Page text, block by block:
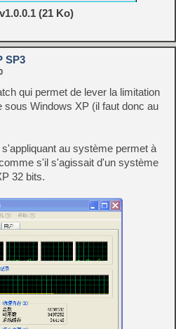
(21 Ko)
SP3
qui permet de lever la limitation
sous Windows XP (il faut donc au
au système permet à
s'il s'agissait d'un système
32 bits.